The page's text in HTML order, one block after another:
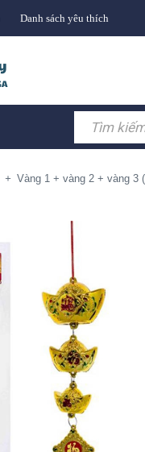
Danh sách yêu thích
+ Vàng 1 + vàng 2 + vàng 3